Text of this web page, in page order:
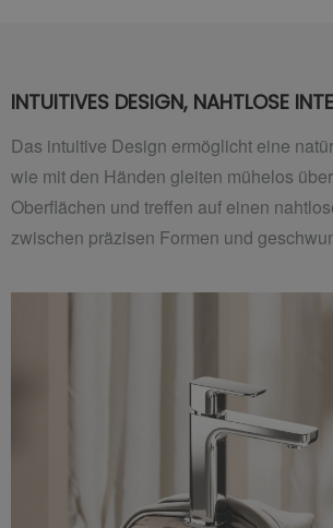
INTUITIVES DESIGN, NAHTLOSE
Das intuitive Design ermöglicht eine
wie mit den Händen gleiten mühelos
Oberflächen und treffen auf einen
zwischen präzisen Formen und